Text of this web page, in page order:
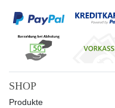
SHOP
Produkte